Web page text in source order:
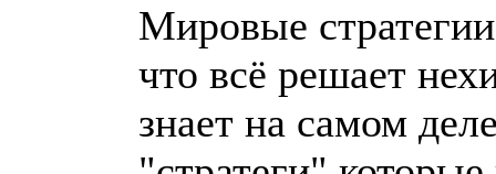
Мировые
что всё решает
знает на самом